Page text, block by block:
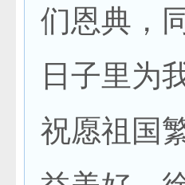
们恩典，
日子里为
祝愿祖国